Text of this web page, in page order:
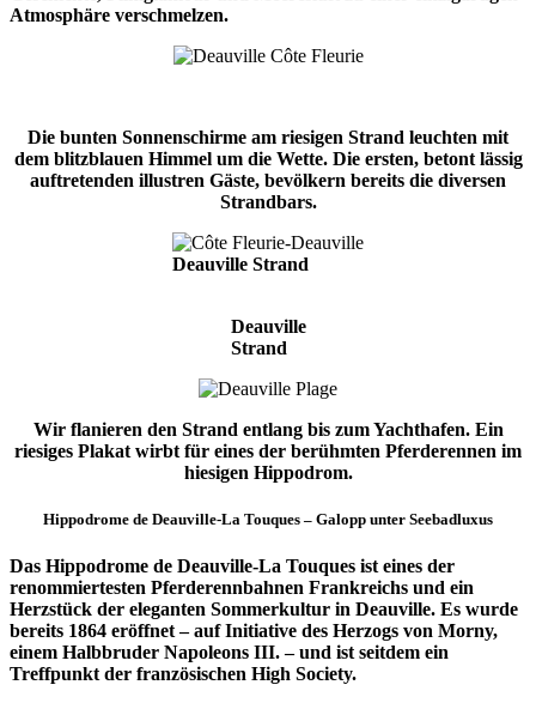
Atmosphäre verschmelzen.
Die bunten Sonnenschirme am riesigen Strand leuchten mit
dem blitzblauen Himmel um die Wette. Die ersten, betont lässig
auftretenden illustren Gäste, bevölkern bereits die diversen
Strandbars.
Deauville Strand
Deauville
Strand
Wir flanieren den Strand entlang bis zum Yachthafen. Ein
riesiges Plakat wirbt für eines der berühmten Pferderennen im
hiesigen Hippodrom.
Hippodrome de Deauville-La Touques – Galopp unter Seebadluxus
Das Hippodrome de Deauville-La Touques ist eines der
renommiertesten Pferderennbahnen Frankreichs und ein
Herzstück der eleganten Sommerkultur in Deauville. Es wurde
bereits 1864 eröffnet – auf Initiative des Herzogs von Morny,
einem Halbbruder Napoleons III. – und ist seitdem ein
Treffpunkt der französischen High Society.